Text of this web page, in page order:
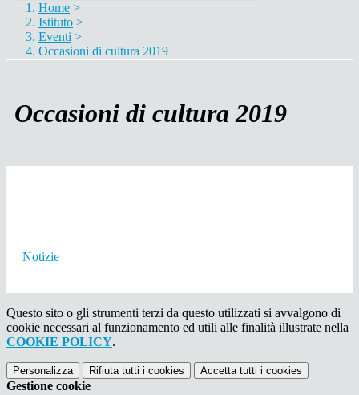
Home >
Istituto >
Eventi >
Occasioni di cultura 2019
Occasioni di cultura 2019
Notizie
Questo sito o gli strumenti terzi da questo utilizzati si avvalgono di
cookie necessari al funzionamento ed utili alle finalità illustrate nella
COOKIE POLICY.
Personalizza Rifiuta tutti i cookies Accetta tutti i cookies
Gestione cookie